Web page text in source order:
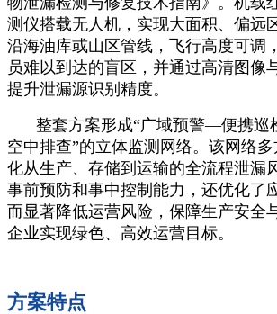
测仪搭载无人机，实现大面积、偏远
沿海油库或山区管线，飞行高度可调
员难以到达的盲区，并通过高清图像
提升泄漏源识别精度。
整套方案形成“广域预警—便携
空中排查”的立体监测网络。该网络
化从生产、存储到运输的全流程泄漏
事前预防和事中控制能力，还优化了
而显著降低运营风险，保障生产安全
企业实现绿色、高效运营目标。
方案特点